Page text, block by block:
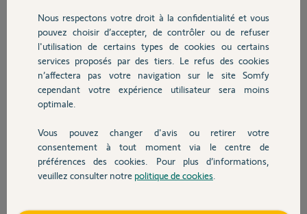
Chauffage
Autres produits
Devis avec un pro
Contact
Ronan G.
il y a plus de 2 ans
Participer au fil de discussion
Réponses
Vos 20 VR sont-ils filaires ou radio ?
La bos permet de domotiser en créant des scénario et rendant pilotable
l'installation via son smartphone.
Bonne soirée
Nous respectons votre droit à la confidentialité et vous
pouvez choisir d’accepter, de contrôler ou de refuser
l'utilisation de certains types de cookies ou certains
services proposés par des tiers. Le refus des cookies
n’affectera pas votre navigation sur le site Somfy
cependant votre expérience utilisateur sera moins
optimale.
Vous pouvez changer d'avis ou retirer votre
consentement à tout moment via le centre de
préférences des cookies. Pour plus d’informations,
veuillez consulter notre politique de cookies